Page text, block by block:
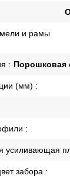
и рамы
: Порошковая
(мм) :
:
усиливающая
забора :